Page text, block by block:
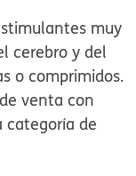
muy
cerebro y del
o comprimidos.
venta con
categoría de